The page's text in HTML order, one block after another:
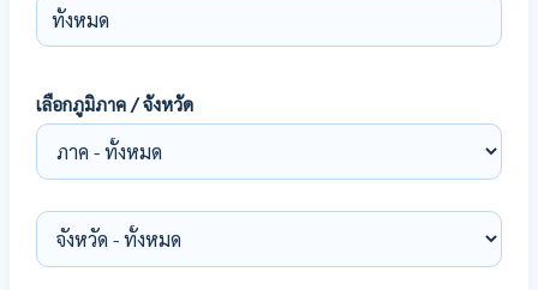
เลือกภูมิภาค / จังหวัด